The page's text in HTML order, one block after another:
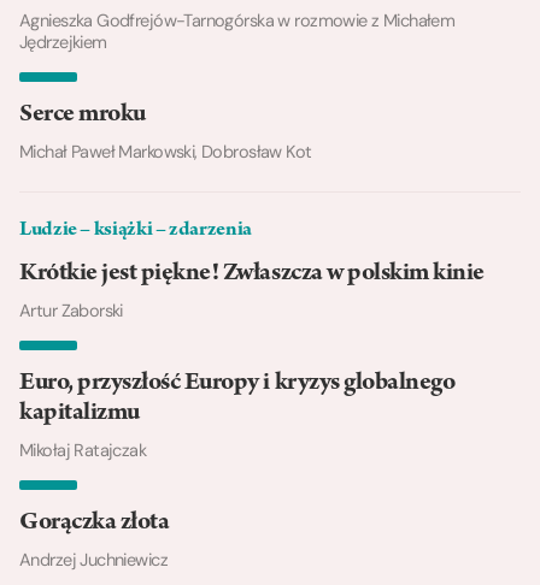
Agnieszka Godfrejów-Tarnogórska w rozmowie z Michałem
Jędrzejkiem
Serce mroku
Michał Paweł Markowski, Dobrosław Kot
Ludzie – książki – zdarzenia
Krótkie jest piękne! Zwłaszcza w polskim kinie
Artur Zaborski
Euro, przyszłość Europy i kryzys globalnego
kapitalizmu
Mikołaj Ratajczak
Gorączka złota
Andrzej Juchniewicz